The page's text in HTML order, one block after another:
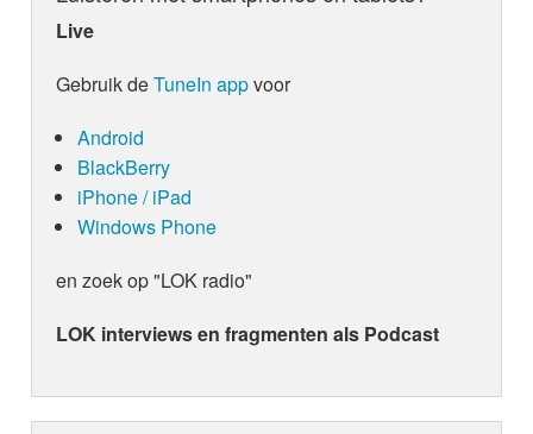
Live
Gebruik deTuneIn appvoor
Android
BlackBerry
iPhone / iPad
Windows Phone
en zoek op "LOK radio"
LOK interviews en fragmenten als Podcast